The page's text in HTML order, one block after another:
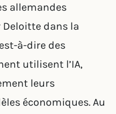
allemandes
dans la
à-dire des
utilisent l’IA,
leurs
économiques. Au